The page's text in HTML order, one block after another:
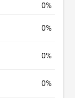
0%
0%
0%
0%